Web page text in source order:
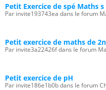
Petit Exercice de spé Maths s
Par invite193743ea dans le forum
Petit exercice de maths de
Par invite3a22426f dans le forum
Petit exercice de pH
Par invite186e1b0b dans le forum